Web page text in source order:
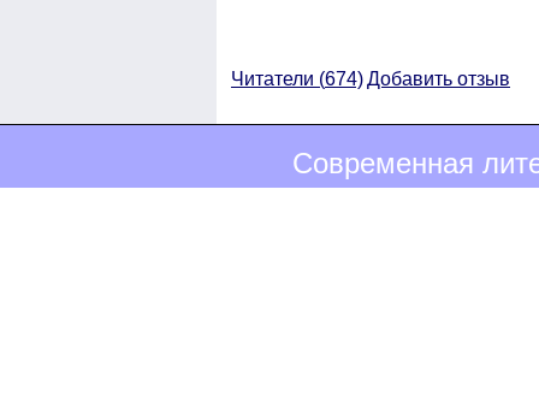
Читатели (674)Добавить отзыв
Современная